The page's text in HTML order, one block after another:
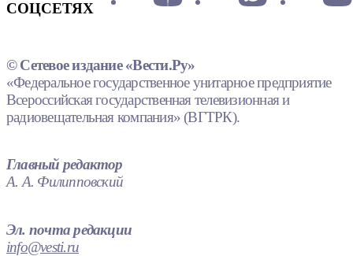
СОЦСЕТЯХ
© Сетевое издание «Вести.Ру»
«Федеральное государственное унитарное предприятие
Всероссийская государственная телевизионная и
радиовещательная компания» (ВГТРК).
Главный редактор
А. А. Филипповский
Эл. почта редакции
info@vesti.ru